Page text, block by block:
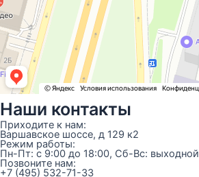
Наши контакты
Приходите к нам:
Варшавское шоссе, д 129 к2
Режим работы:
Пн-Пт: с 9:00 до 18:00, Сб-Вс: выходной
Позвоните нам:
+7 (495) 532-71-33